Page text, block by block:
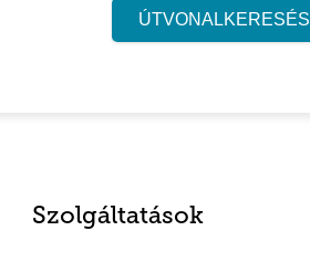
ÚTVONALKERESÉS
Szolgáltatások